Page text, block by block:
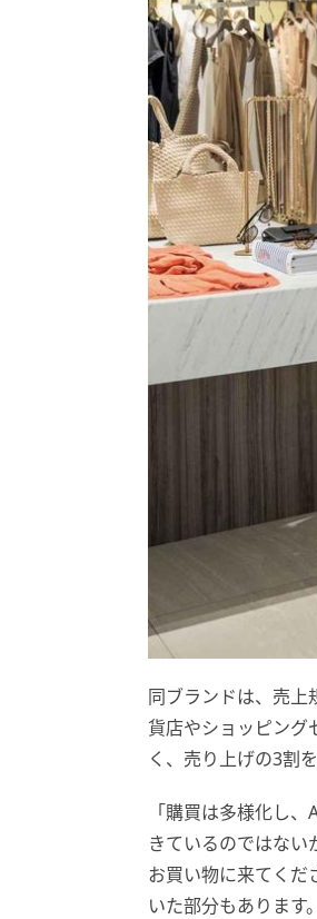
同ブランドは、売上
貨店やショッピング
く、売り上げの3割
「購買は多様化し
きているのではない
お買い物に来てくだ
いた部分もあります